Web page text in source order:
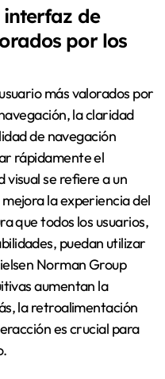
interfaz de
por los
más valorados por
la claridad
de navegación
rápidamente el
visual se refiere a un
la experiencia del
que todos los usuarios,
puedan utilizar
Norman Group
aumentan la
la retroalimentación
es crucial para